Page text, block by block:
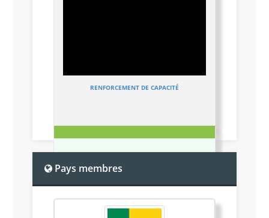
RENFORCEMENT DE CAPACITÉ
Pays membres